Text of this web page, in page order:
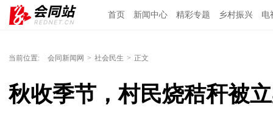
首页 新闻中心 精彩专题 乡村振兴 电
当前位置: 会同新闻网 > 社会民生 > 正文
秋收季节，村民烧秸秆被